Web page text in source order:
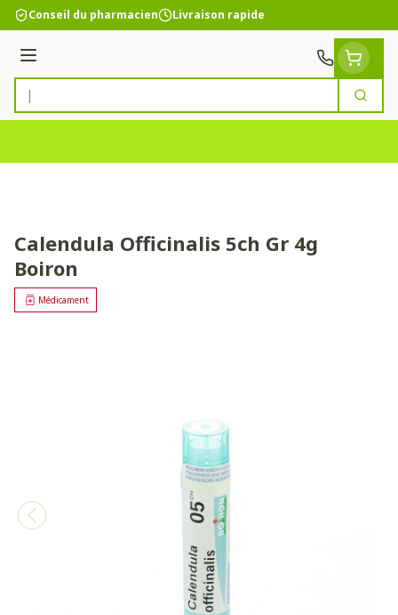
Aller au contenu
Conseil du pharmacien Livraison rapide
Menu
Rechercher
Calendula Officinalis 5ch Gr 4g
Boiron
Médicament